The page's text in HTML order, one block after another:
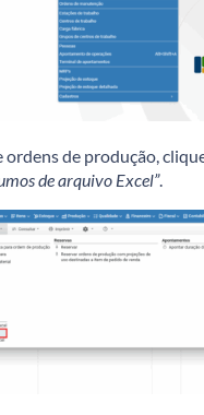
ordens de produção,
de arquivo Excel”.